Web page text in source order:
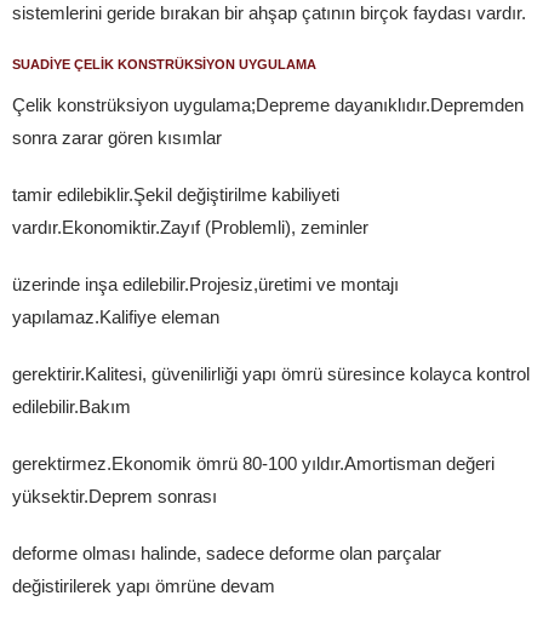
sistemlerini geride bırakan bir ahşap çatının birçok faydası vardır.
SUADİYE ÇELİK KONSTRÜKSİYON UYGULAMA
Çelik konstrüksiyon uygulama;Depreme dayanıklıdır.Depremden
sonra zarar gören kısımlar
tamir edilebiklir.Şekil değiştirilme kabiliyeti
vardır.Ekonomiktir.Zayıf (Problemli), zeminler
üzerinde inşa edilebilir.Projesiz,üretimi ve montajı
yapılamaz.Kalifiye eleman
gerektirir.Kalitesi, güvenilirliği yapı ömrü süresince kolayca kontrol
edilebilir.Bakım
gerektirmez.Ekonomik ömrü 80-100 yıldır.Amortisman değeri
yüksektir.Deprem sonrası
deforme olması halinde, sadece deforme olan parçalar
değistirilerek yapı ömrüne devam